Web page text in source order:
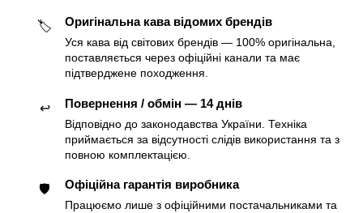
🏷 Оригінальна кава відомих брендів
Уся кава від світових брендів — 100% оригінальна,
поставляється через офіційні канали та має
підтверджене походження.
↩️ Повернення / обмін — 14 днів
Відповідно до законодавства України. Техніка
приймається за відсутності слідів використання та з
повною комплектацією.
🛡 Офіційна гарантія виробника
Працюємо лише з офіційними постачальниками та